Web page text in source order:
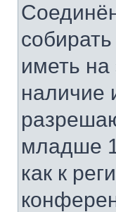
иметь на
наличие
младше
как к